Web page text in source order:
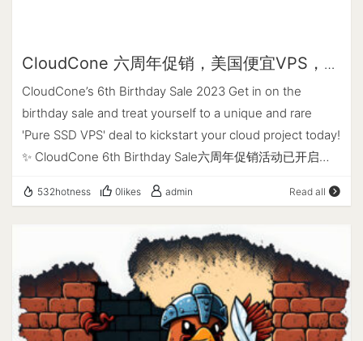
日本, 香港/美国为CN2 GIA+9929+CMI, 日本为CN2
GIA/CTGNet. SpeedyPage 成立于2021年的英国商家, 机
房: 英国/新加坡/日本/美国, 带DDoS防护/每日备份, 性能不
错, 非大陆优化线路, 适合做站源. ExtraVM 成立于2014年的
美国商家, 机房:新加坡/日本/美国/悉尼/英国/法国, 带DDOS
成立于2012年的韩国主机商, SK线路, 最低$19/月. 稳定性不
站(访问YouTube比较慢). 另外, 韩国到国际基本会走日本/香
港. iON Cloud Krypt于2019年成立的子站, 有7个数据中心.
三网优化线路有美国圣何塞/洛杉矶/新加坡, 圣何塞为CN2
GIA, 洛杉矶为CN2 GT, 新加坡为CN2. 价格较贵, 新加坡/圣
何塞最低$35/月 建站对比 如果服务的客户主要是中国大陆
大, 不用太纠结. 专线稳定性都不错, 受影响的因素: 商家线路
电信入口, IEPL大部分为移动入口(移动用户延迟更好些).
CloudCone 六周年促销，美国便宜VPS，年
付$21.21起，适合建站、学习和备用
CloudCone’s 6th Birthday Sale 2023 Get in on the
birthday sale and treat yourself to a unique and rare
'Pure SSD VPS' deal to kickstart your cloud project today!
✨ CloudCone 6th Birthday Sale六周年促销活动已开启，
$21.21起，均为纯SSD RAID 10存储，适合建站、学习和备
时计费。 CloudCone 官网 https://cloudcone.com/ 活动套
餐 活动链接：https://hello.cloudcone.com/2023-
cloudcone-turns-6/ 购买链接已含优惠码：6BDAY，可直
接点击购买。 CPU 内存 硬盘 IP地址 宽带 流量 价格 购买链
接 2 vCPU 1G 30G SSD 1*IPv4+3*IPv6 1Gbps 1T/月
532hotness 0likes admin Read all